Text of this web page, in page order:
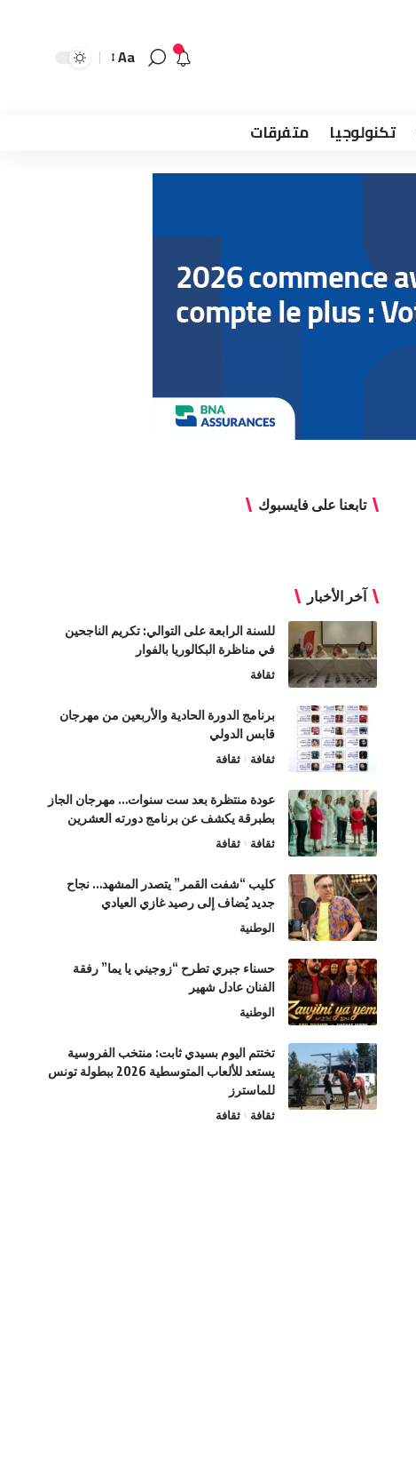
Aa
تكنولوجيا متفرقات
تابعنا على فايسبوك
آخر الأخبار
للسنة الرابعة على التوالي: تكريم الناجحين
في مناظرة البكالوريا بالفوار
ثقافة
برنامج الدورة الحادية والأربعين من مهرجان
قابس الدولي
ثقافة ثقافة
عودة منتظرة بعد ست سنوات… مهرجان الجاز
بطبرقة يكشف عن برنامج دورته العشرين
ثقافة ثقافة
كليب “شفت القمر” يتصدر المشهد… نجاح
جديد يُضاف إلى رصيد غازي العيادي
الوطنية
حسناء جبري تطرح “زوجيني يا يما” رفقة
الفنان عادل شهير
الوطنية
تختتم اليوم بسيدي ثابت: منتخب الفروسية
يستعد للألعاب المتوسطية 2026 ببطولة تونس
للماسترز
ثقافة ثقافة